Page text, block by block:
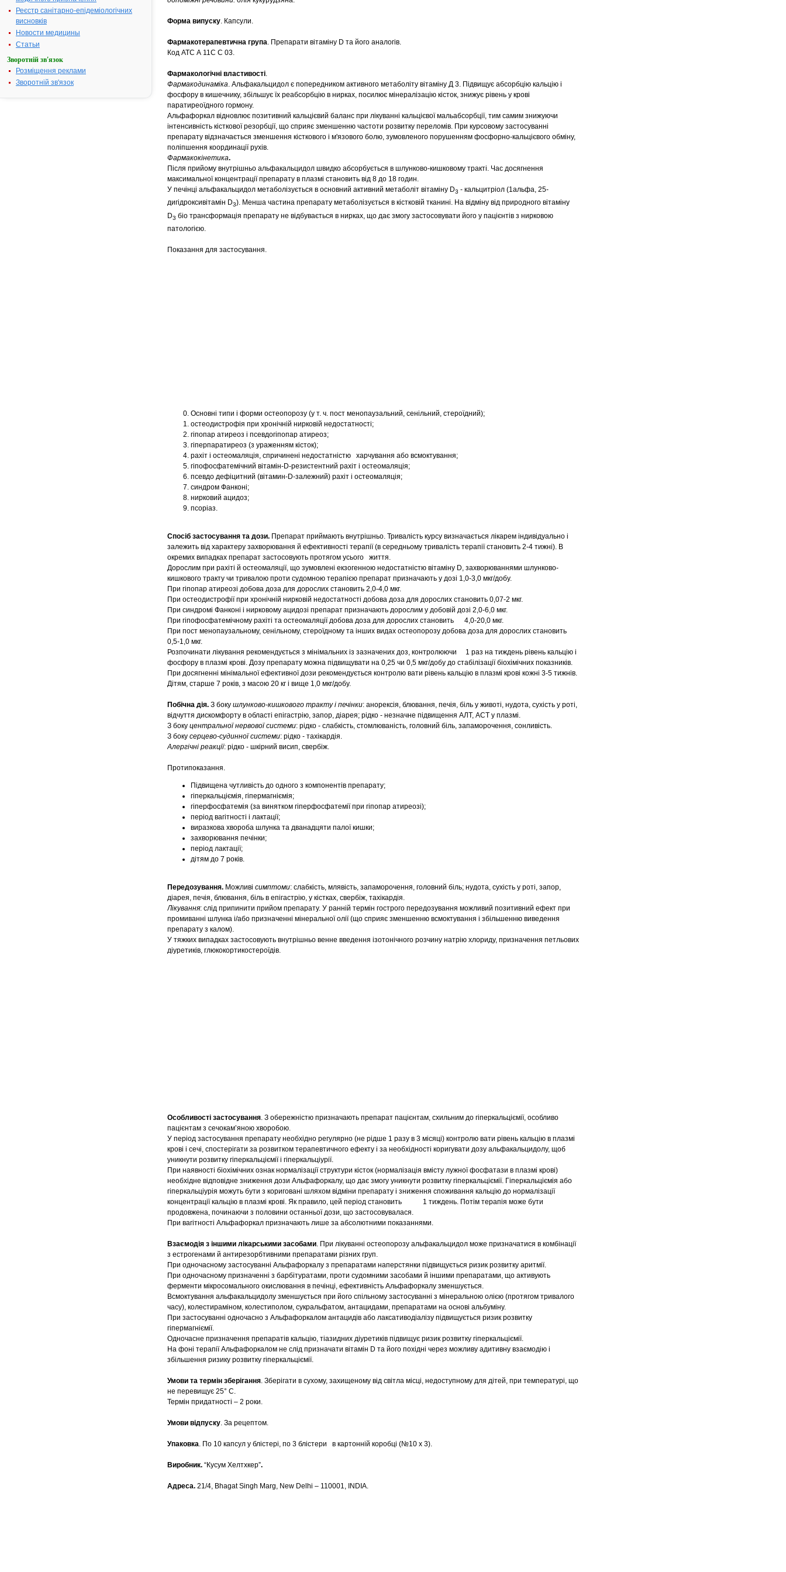
Реєстр санітарно-епідеміологічних
висновків
Новости медицины
Статьи
Зворотній зв'язок
Розміщення реклами
Зворотній зв'язок
Форма випуску. Капсули.
Фармакотерапевтична група. Препарати вітаміну D та його аналогів.
Код АТС А 11С С 03.
Фармакологічні властивості.
Фармакодинаміка. Альфакальцидол є попередником активного метаболіту вітаміну Д 3. Підвищує абсорбцію кальцію і
фосфору в кишечнику, збільшує їх реабсорбцію в нирках, посилює мінералізацію кісток, знижує рівень у крові
паратиреоїдного гормону.
Альфафоркал відновлює позитивний кальцієвий баланс при лікуванні кальцієвої мальабсорбції, тим самим знижуючи
інтенсивність кісткової резорбції, що сприяє зменшенню частоти розвитку переломів. При курсовому застосуванні
препарату відзначається зменшення кісткового і м'язового болю, зумовленого порушенням фосфорно-кальцієвого обміну,
поліпшення координації рухів.
Фармакокінетика.
Після прийому внутрішньо альфакальцидол швидко абсорбується в шлунково-кишковому тракті. Час досягнення
максимальної концентрації препарату в плазмі становить від 8 до 18 годин.
У печінці альфакальцидол метаболізується в основний активний метаболіт вітаміну D3 - кальцитріол (1альфа, 25-
дигідроксивітамін D3). Менша частина препарату метаболізується в кістковій тканині. На відміну від природного вітаміну
D3 біо трансформація препарату не відбувається в нирках, що дає змогу застосовувати його у пацієнтів з нирковою
патологією.
Показання для застосування.
Основні типи і форми остеопорозу (у т. ч. пост менопаузальний, сенільний, стероїдний);
остеодистрофія при хронічній нирковій недостатності;
гіпопар атиреоз і псевдогіпопар атиреоз;
гіперпаратиреоз (з ураженням кісток);
рахіт і остеомаляція, спричинені недостатністю харчування або всмоктування;
гіпофосфатемічний вітамін-D-резистентний рахіт і остеомаляція;
псевдо дефіцитний (вітамин-D-залежний) рахіт і остеомаляція;
синдром Фанконі;
нирковий ацидоз;
псоріаз.
Спосіб застосування та дози. Препарат приймають внутрішньо. Тривалість курсу визначається лікарем індивідуально і
залежить від характеру захворювання й ефективності терапії (в середньому тривалість терапії становить 2-4 тижні). В
окремих випадках препарат застосовують протягом усього життя.
Дорослим при рахіті й остеомаляції, що зумовлені екзогенною недостатністю вітаміну D, захворюваннями шлунково-
кишкового тракту чи тривалою проти судомною терапією препарат призначають у дозі 1,0-3,0 мкг/добу.
При гіпопар атиреозі добова доза для дорослих становить 2,0-4,0 мкг.
При остеодистрофії при хронічній нирковій недостатності добова доза для дорослих становить 0,07-2 мкг.
При синдромі Фанконі і нирковому ацидозі препарат призначають дорослим у добовій дозі 2,0-6,0 мкг.
При гіпофосфатемічному рахіті та остеомаляції добова доза для дорослих становить 4,0-20,0 мкг.
При пост менопаузальному, сенільному, стероїдному та інших видах остеопорозу добова доза для дорослих становить
0,5-1,0 мкг.
Розпочинати лікування рекомендується з мінімальних із зазначених доз, контролюючи 1 раз на тиждень рівень кальцію і
фосфору в плазмі крові. Дозу препарату можна підвищувати на 0,25 чи 0,5 мкг/добу до стабілізації біохімічних показників.
При досягненні мінімальної ефективної дози рекомендується контролю вати рівень кальцію в плазмі крові кожні 3-5 тижнів.
Дітям, старше 7 років, з масою 20 кг і вище 1,0 мкг/добу.
Побічна дія. З боку шлунково-кишкового тракту і печінки: анорексія, блювання, печія, біль у животі, нудота, сухість у роті,
відчуття дискомфорту в області епігастрію, запор, діарея; рідко - незначне підвищення АЛТ, АСТ у плазмі.
З боку центральної нервової системи: рідко - слабкість, стомлюваність, головний біль, запаморочення, сонливість.
З боку серцево-судинної системи: рідко - тахікардія.
Алергічні реакції: рідко - шкірний висип, свербіж.
Протипоказання.
Підвищена чутливість до одного з компонентів препарату;
гіперкальціємія, гіпермагніємія;
гіперфосфатемія (за винятком гіперфосфатемії при гіпопар атиреозі);
період вагітності і лактації;
виразкова хвороба шлунка та дванадцяти палої кишки;
захворювання печінки;
період лактації;
дітям до 7 років.
Передозування. Можливі симптоми: слабкість, млявість, запаморочення, головний біль; нудота, сухість у роті, запор,
діарея, печія, блювання, біль в епігастрію, у кістках, свербіж, тахікардія.
Лікування: слід припинити прийом препарату. У ранній термін гострого передозування можливий позитивний ефект при
промиванні шлунка і/або призначенні мінеральної олії (що сприяє зменшенню всмоктування і збільшенню виведення
препарату з калом).
У тяжких випадках застосовують внутрішньо венне введення ізотонічного розчину натрію хлориду, призначення петльових
діуретиків, глюкокортикостероїдів.
Особливості застосування. З обережністю призначають препарат пацієнтам, схильним до гіперкальціємії, особливо
пацієнтам з сечокам’яною хворобою.
У період застосування препарату необхідно регулярно (не рідше 1 разу в 3 місяці) контролю вати рівень кальцію в плазмі
крові і сечі, спостерігати за розвитком терапевтичного ефекту і за необхідності коригувати дозу альфакальцидолу, щоб
уникнути розвитку гіперкальціємії і гіперкальціурії.
При наявності біохімічних ознак нормалізації структури кісток (нормалізація вмісту лужної фосфатази в плазмі крові)
необхідне відповідне зниження дози Альфафоркалу, що дає змогу уникнути розвитку гіперкальціємії. Гіперкальціємія або
гіперкальціурія можуть бути з кориговані шляхом відміни препарату і зниження споживання кальцію до нормалізації
концентрації кальцію в плазмі крові. Як правило, цей період становить 1 тиждень. Потім терапія може бути
продовжена, починаючи з половини останньої дози, що застосовувалася.
При вагітності Альфафоркал призначають лише за абсолютними показаннями.
Взаємодія з іншими лікарськими засобами. При лікуванні остеопорозу альфакальцидол може призначатися в комбінації
з естрогенами й антирезорбтивними препаратами різних груп.
При одночасному застосуванні Альфафоркалу з препаратами наперстянки підвищується ризик розвитку аритмії.
При одночасному призначенні з барбітуратами, проти судомними засобами й іншими препаратами, що активують
ферменти мікросомального окислювання в печінці, ефективність Альфафоркалу зменшується.
Всмоктування альфакальцидолу зменшується при його спільному застосуванні з мінеральною олією (протягом тривалого
часу), колестираміном, колестиполом, сукральфатом, антацидами, препаратами на основі альбуміну.
При застосуванні одночасно з Альфафоркалом антацидів або лаксативодіалізу підвищується ризик розвитку
гіпермагніємії.
Одночасне призначення препаратів кальцію, тіазидних діуретиків підвищує ризик розвитку гіперкальціємії.
На фоні терапії Альфафоркалом не слід призначати вітамін D та його похідні через можливу адитивну взаємодію і
збільшення ризику розвитку гіперкальціємії.
Умови та термін зберігання. Зберігати в сухому, захищеному від світла місці, недоступному для дітей, при температурі, що
не перевищує 25° С.
Термін придатності – 2 роки.
Умови відпуску. За рецептом.
Упаковка. По 10 капсул у блістері, по 3 блістери в картонній коробці (№10 х 3).
Виробник. “Кусум Хелтхкер”.
Адреса. 21/4, Bhagat Singh Marg, New Delhi – 110001, INDIA.